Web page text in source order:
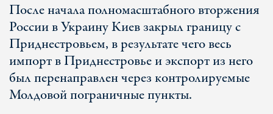
После начала полномасштабного вторжения
России в Украину Киев закрыл границу с
Приднестровьем, в результате чего весь
импорт в Приднестровье и экспорт из него
был перенаправлен через контролируемые
Молдовой пограничные пункты.